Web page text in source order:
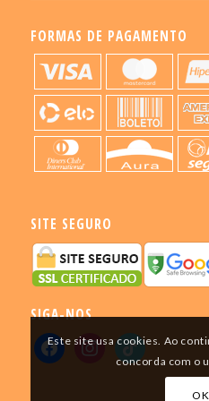
FORMAS DE PAGAMENTO
SITE SEGURO
SIGA-NOS
Este site usa cookies. Ao
concorda com o
OK